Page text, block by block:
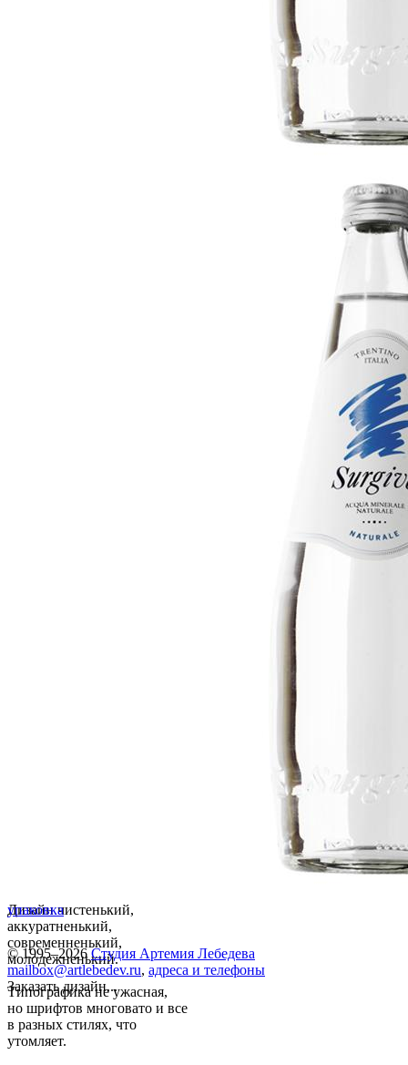
Дизайн чистенький,
аккуратненький,
современненький,
молодежненький.
Типографика не ужасная,
но шрифтов многовато и все
в разных стилях, что
утомляет.
упаковка
© 1995–2026 Студия Артемия Лебедева
mailbox@artlebedev.ru, адреса и телефоны
Заказать дизайн...